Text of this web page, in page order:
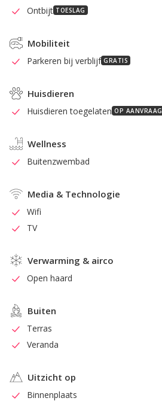
Ontbijt TOESLAG
Mobiliteit
Parkeren bij verblijf GRATIS
Huisdieren
Huisdieren toegelaten OP AANVRAAG
Wellness
Buitenzwembad
Media & Technologie
Wifi
TV
Verwarming & airco
Open haard
Buiten
Terras
Veranda
Uitzicht op
Binnenplaats